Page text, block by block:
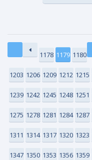
1178 1179 1180
1203 1206 1209 1212 1215
1239 1242 1245 1248 1251
1275 1278 1281 1284 1287
1311 1314 1317 1320 1323
1347 1350 1353 1356 1359